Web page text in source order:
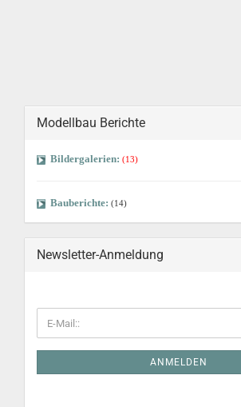
Modellbau Berichte
Bildergalerien: (13)
Bauberichte: (14)
Newsletter-Anmeldung
ANMELDEN